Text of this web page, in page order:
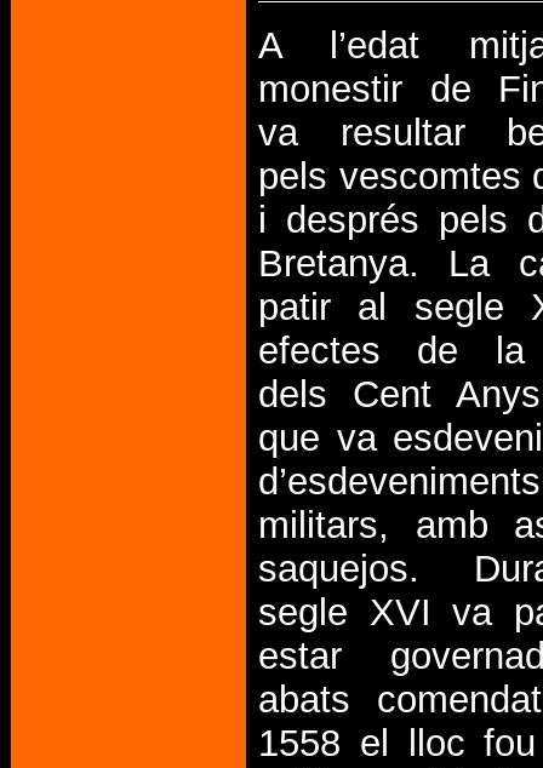
A l’edat
monestir de
va resultar
pels vescomtes
i després pels
Bretanya. La
patir al segle
efectes de la
dels Cent
que va
d’esdeveniments
militars, amb
saquejos.
segle XVI va
estar
abats
1558 el lloc